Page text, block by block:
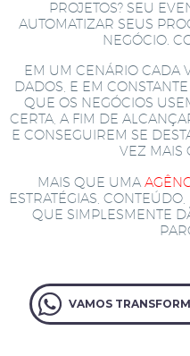
PROJETOS? SEU
AUTOMATIZAR SEUS
NEGÓCIO.
EM UM CENÁRIO CADA
DADOS, E EM
QUE OS NEGÓCIOS
CERTA, A FIM DE
E CONSEGUIREM SE
VEZ MAIS
MAIS QUE UMA
ESTRATÉGIAS,
QUE SIMPLESMENTE
VAMOS